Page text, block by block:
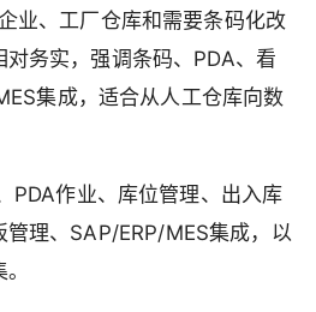
业、工厂仓库和需要条码化改
务实，强调条码、PDA、看
集成，适合从人工仓库向数
PDA作业、库位管理、出入库
理、SAP/ERP/MES集成，以